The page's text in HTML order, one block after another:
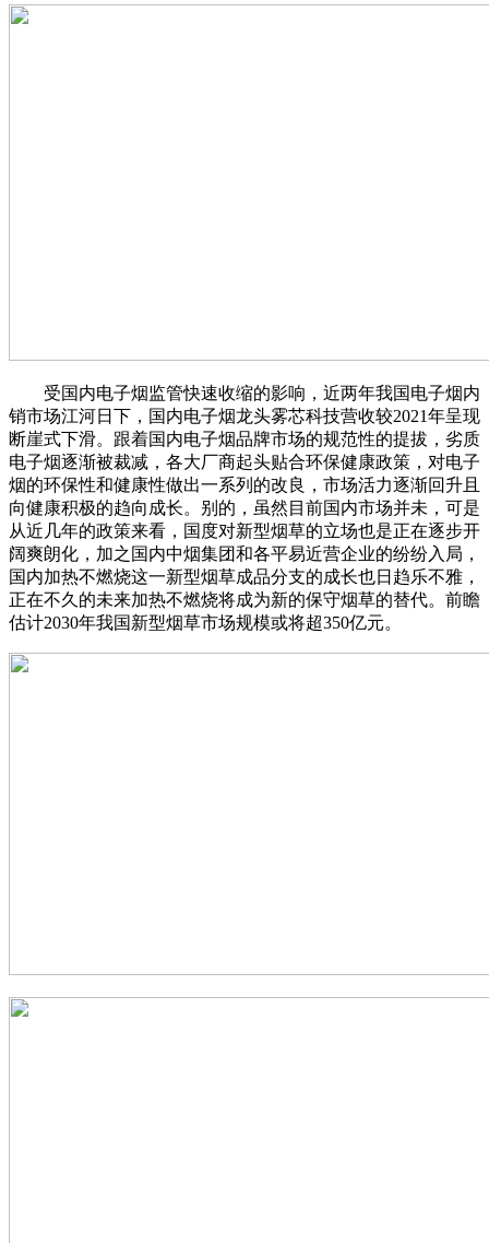
受国内电子烟监管快速收缩的影响，近两年我国电子烟内
销市场江河日下，国内电子烟龙头雾芯科技营收较2021年呈现
断崖式下滑。跟着国内电子烟品牌市场的规范性的提拔，劣质
电子烟逐渐被裁减，各大厂商起头贴合环保健康政策，对电子
烟的环保性和健康性做出一系列的改良，市场活力逐渐回升且
向健康积极的趋向成长。别的，虽然目前国内市场并未，可是
从近几年的政策来看，国度对新型烟草的立场也是正在逐步开
阔爽朗化，加之国内中烟集团和各平易近营企业的纷纷入局，
国内加热不燃烧这一新型烟草成品分支的成长也日趋乐不雅，
正在不久的未来加热不燃烧将成为新的保守烟草的替代。前瞻
估计2030年我国新型烟草市场规模或将超350亿元。